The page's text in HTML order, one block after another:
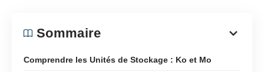
Sommaire
Comprendre les Unités de Stockage : Ko et Mo